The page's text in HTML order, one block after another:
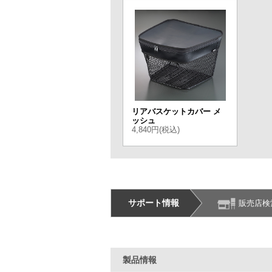
リアバスケットカバー メ
ッシュ
4,840円(税込)
サポート情報 販売店検
製品情報